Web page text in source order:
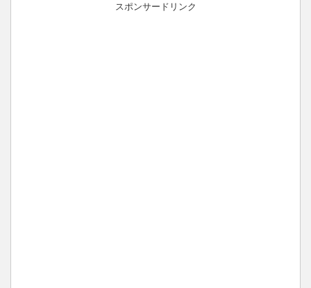
スポンサードリンク